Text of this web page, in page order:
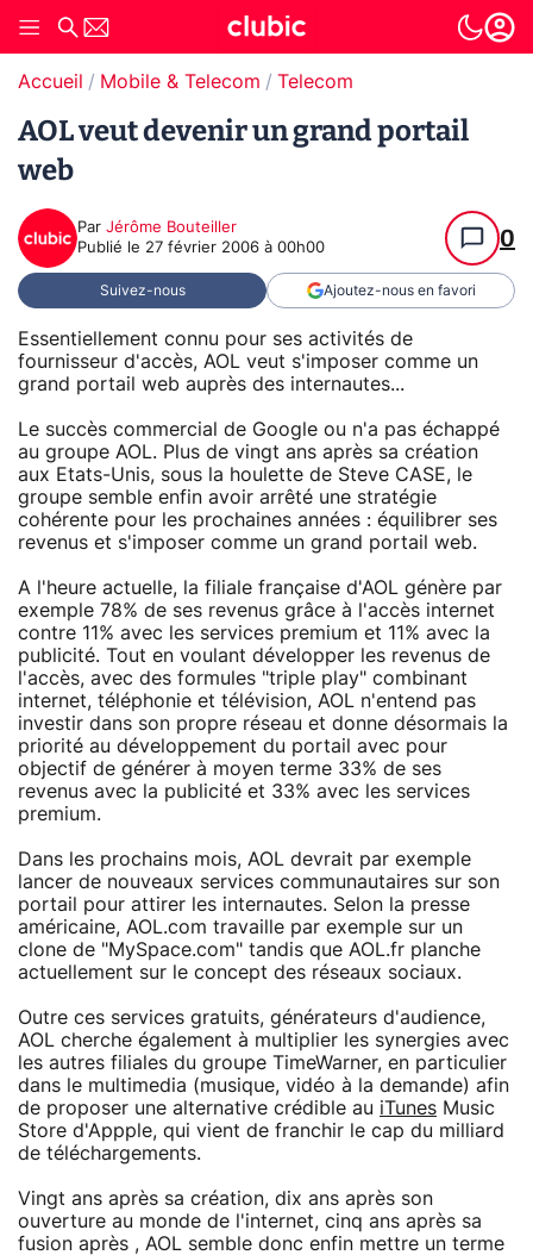
Accueil Mobile & Telecom Telecom
AOL veut devenir un grand portail
web
Par Jérôme Bouteiller
Publié le 27 février 2006 à 00h00 0
Suivez-nous Ajoutez-nous en favori
Essentiellement connu pour ses activités de
fournisseur d'accès, AOL veut s'imposer comme un
grand portail web auprès des internautes...
Le succès commercial de Google ou n'a pas échappé
au groupe AOL. Plus de vingt ans après sa création
aux Etats-Unis, sous la houlette de Steve CASE, le
groupe semble enfin avoir arrêté une stratégie
cohérente pour les prochaines années : équilibrer ses
revenus et s'imposer comme un grand portail web.
A l'heure actuelle, la filiale française d'AOL génère par
exemple 78% de ses revenus grâce à l'accès internet
contre 11% avec les services premium et 11% avec la
publicité. Tout en voulant développer les revenus de
l'accès, avec des formules "triple play" combinant
internet, téléphonie et télévision, AOL n'entend pas
investir dans son propre réseau et donne désormais la
priorité au développement du portail avec pour
objectif de générer à moyen terme 33% de ses
revenus avec la publicité et 33% avec les services
premium.
Dans les prochains mois, AOL devrait par exemple
lancer de nouveaux services communautaires sur son
portail pour attirer les internautes. Selon la presse
américaine, AOL.com travaille par exemple sur un
clone de "MySpace.com" tandis que AOL.fr planche
actuellement sur le concept des réseaux sociaux.
Outre ces services gratuits, générateurs d'audience,
AOL cherche également à multiplier les synergies avec
les autres filiales du groupe TimeWarner, en particulier
dans le multimedia (musique, vidéo à la demande) afin
de proposer une alternative crédible au iTunes Music
Store d'Appple, qui vient de franchir le cap du milliard
de téléchargements.
Vingt ans après sa création, dix ans après son
ouverture au monde de l'internet, cinq ans après sa
fusion après , AOL semble donc enfin mettre un terme